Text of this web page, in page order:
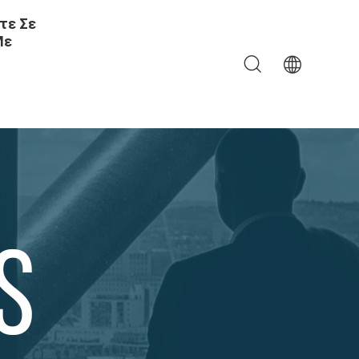
Σε